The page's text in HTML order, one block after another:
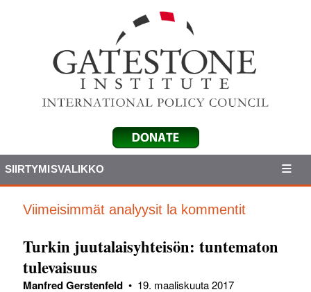
SIIRTYMISVALIKKO
Viimeisimmät analyysit la kommentit
Turkin juutalaisyhteisön: tuntematon
tulevaisuus
Manfred Gerstenfeld • 19. maaliskuuta 2017